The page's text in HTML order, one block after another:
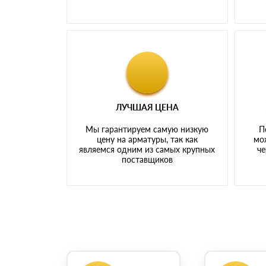
ЛУЧШАЯ ЦЕНА
Мы гарантируем самую низкую
цену на арматуры, так как
являемся одним из самых крупных
поставщиков